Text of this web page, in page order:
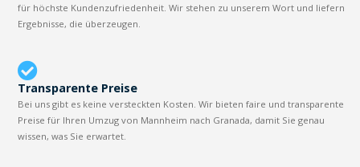
für höchste Kundenzufriedenheit. Wir stehen zu unserem Wort und liefern
Ergebnisse, die überzeugen.
Transparente Preise
Bei uns gibt es keine versteckten Kosten. Wir bieten faire und transparente
Preise für Ihren Umzug von Mannheim nach Granada, damit Sie genau
wissen, was Sie erwartet.